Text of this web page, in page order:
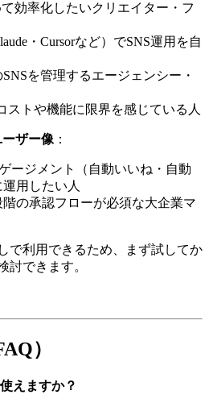
効率化したいクリエイター・フ
・Cursorなど）でSNS運用を自
を管理するエージェンシー・
ストや機能に限界を感じている人
ザー像 ：
ージメント（自動いいね・自動
用したい人
の承認フローが必須な大企業マ
で利用できるため、まず試してか
討できます。
）
えますか？